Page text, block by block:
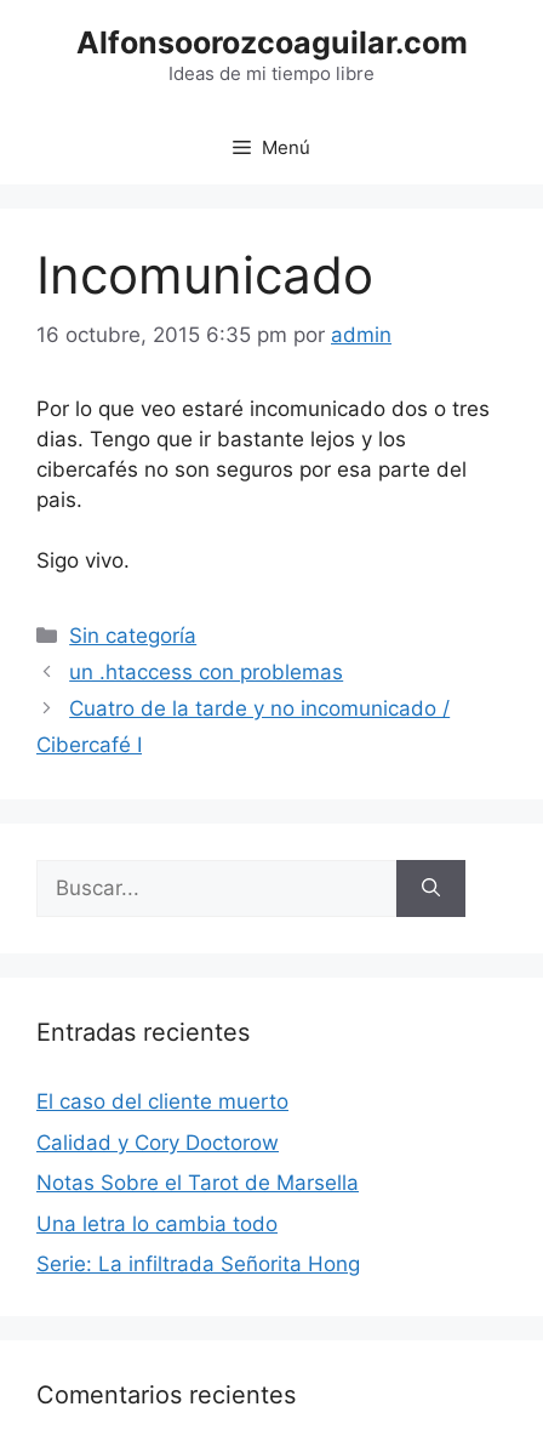
Alfonsoorozcoaguilar.com
Ideas de mi tiempo libre
Menú
Incomunicado
16 octubre, 2015 6:35 pm por admin
Por lo que veo estaré incomunicado dos o tres
dias. Tengo que ir bastante lejos y los
cibercafés no son seguros por esa parte del
pais.
Sigo vivo.
Categorías
Sin categoría
un .htaccess con problemas
Cuatro de la tarde y no incomunicado /
Cibercafé I
Buscar:
Entradas recientes
El caso del cliente muerto
Calidad y Cory Doctorow
Notas Sobre el Tarot de Marsella
Una letra lo cambia todo
Serie: La infiltrada Señorita Hong
Comentarios recientes